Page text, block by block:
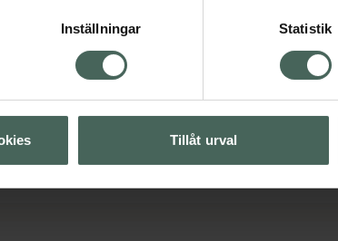
Inställningar Statistik
Tillåt urval
Visa